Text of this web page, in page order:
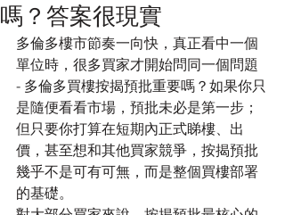
嗎？答案很現實
多倫多樓市節奏一向快，真正看中一個
單位時，很多買家才開始問同一個問題
- 多倫多買樓按揭預批重要嗎？如果你只
是隨便看看市場，預批未必是第一步；
但只要你打算在短期內正式睇樓、出
價，甚至想和其他買家競爭，按揭預批
幾乎不是可有可無，而是整個買樓部署
的基礎。